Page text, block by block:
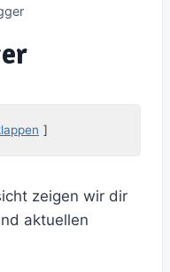
zeigen wir dir
aktuellen